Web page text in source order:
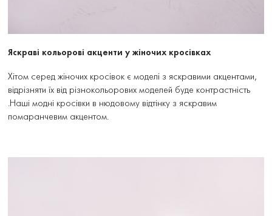
Яскраві кольорові акценти у жіночих кросівках
Хітом серед жіночих кросівок є моделі з яскравими акцентами,
відрізняти їх від різнокольорових моделей буде контрастність
.Наші модні кросівки в нюдовому відтінку з яскравим
помаранчевим акцентом.